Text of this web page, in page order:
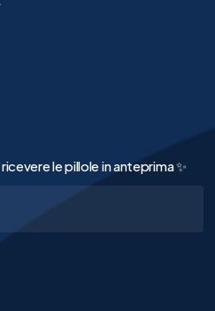
le pillole in anteprima ✨